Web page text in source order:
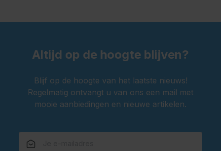
Altijd op de hoogte blijven?
Blijf op de hoogte van het laatste nieuws!
Regelmatig ontvangt u van ons een mail met
mooie aanbiedingen en nieuwe artikelen.